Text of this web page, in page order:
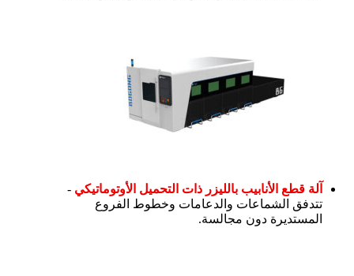
آلة قطع الأنابيب بالليزر ذات التحميل الأوتوماتيكي -
تتدفق الشماعات والدعامات وخطوط الفروع
المستديرة دون مجالسة.